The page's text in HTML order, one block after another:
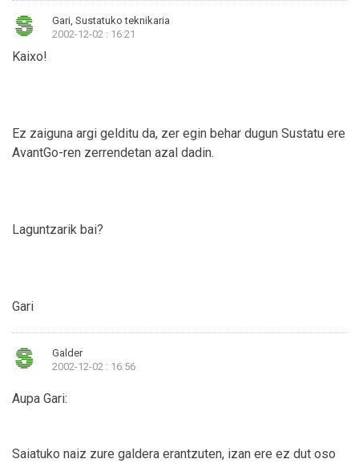
Gari, Sustatuko teknikaria
2002-12-02 : 16:21
Kaixo!
Ez zaiguna argi gelditu da, zer egin behar dugun Sustatu ere
AvantGo-ren zerrendetan azal dadin.
Laguntzarik bai?
Gari
Galder
2002-12-02 : 16:56
Aupa Gari:
Saiatuko naiz zure galdera erantzuten, izan ere ez dut oso